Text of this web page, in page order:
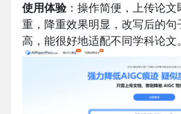
使用体验：操作简便，上传论文
重，降重效果明显，改写后的
高，能很好地适配不同学科论文。